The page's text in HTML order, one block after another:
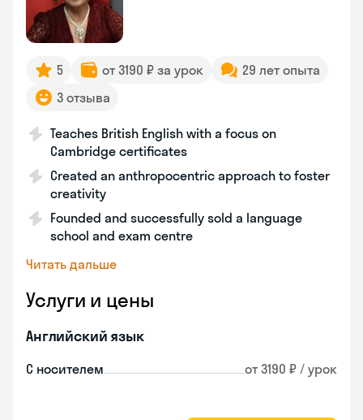
5 от 3190 ₽ за урок
29 лет опыта
3 отзыва
Teaches British English with a focus on
Cambridge certificates
Created an anthropocentric approach to foster
creativity
Founded and successfully sold a language
school and exam centre
Читать дальше
Услуги и цены
Английский язык
С носителем от 3190 ₽ / урок